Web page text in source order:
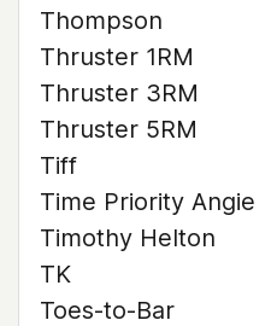
Thompson
Thruster 1RM
Thruster 3RM
Thruster 5RM
Tiff
Time Priority Angie
Timothy Helton
TK
Toes-to-Bar